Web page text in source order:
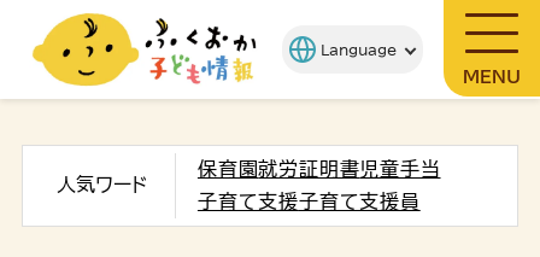
MENU
人気ワード
保育園就労証明書児童手当
子育て支援子育て支援員